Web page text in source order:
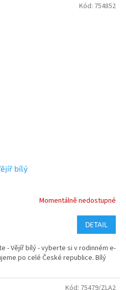
bílý
Momentálně nedostupné
DETAIL
- Vějíř bílý - vyberte si v rodinném e-
po celé České republice. Bílý
Kód: 754852